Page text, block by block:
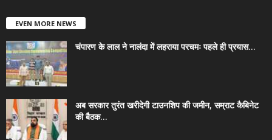
EVEN MORE NEWS
चंपारण के लाल ने नालंदा में लहराया परचमः पहले ही प्रयास...
अब सरकार तुरंत खरीदेगी टाउनशिप की जमीन, सम्राट कैबिनेट
की बैठक...